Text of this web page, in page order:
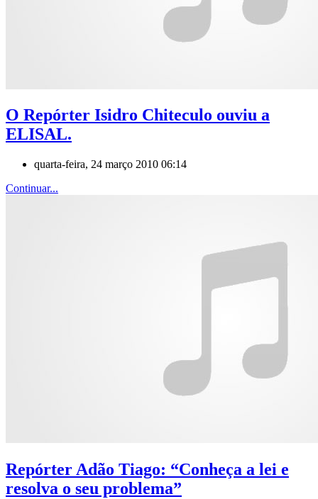
O Repórter Isidro Chiteculo ouviu a
ELISAL.
quarta-feira, 24 março 2010 06:14
Continuar...
Repórter Adão Tiago: “Conheça a lei e
resolva o seu problema”